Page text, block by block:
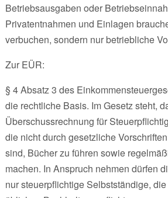
Betriebsausgaben oder
Privatentnahmen und Einlagen
verbuchen, sondern nur betriebliche
Zur EÜR:
§ 4 Absatz 3 des
die rechtliche Basis. Im Gesetz steht,
Überschussrechnung für
die nicht durch gesetzliche
sind, Bücher zu führen sowie
machen. In Anspruch nehmen dürfen
nur steuerpflichtige Selbstständige,